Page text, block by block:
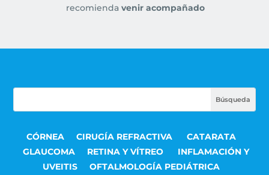
recomienda venir acompañado
CÓRNEA CIRUGÍA REFRACTIVA
CATARATA
GLAUCOMA
RETINA Y VÍTREO
INFLAMACIÓN Y
UVEITIS
OFTALMOLOGÍA PEDIÁTRICA